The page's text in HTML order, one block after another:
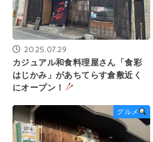
2025.07.29
カジュアル和食料理屋さん「食彩
はじかみ」があちてらす倉敷近く
にオープン！
グルメ